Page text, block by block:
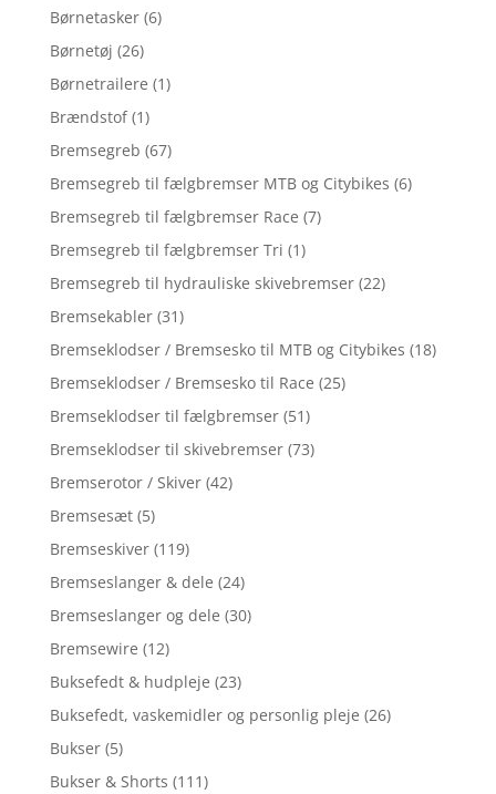
Børnetasker (6)
Børnetøj (26)
Børnetrailere (1)
Brændstof (1)
Bremsegreb (67)
Bremsegreb til fælgbremser MTB og Citybikes (6)
Bremsegreb til fælgbremser Race (7)
Bremsegreb til fælgbremser Tri (1)
Bremsegreb til hydrauliske skivebremser (22)
Bremsekabler (31)
Bremseklodser / Bremsesko til MTB og Citybikes (18)
Bremseklodser / Bremsesko til Race (25)
Bremseklodser til fælgbremser (51)
Bremseklodser til skivebremser (73)
Bremserotor / Skiver (42)
Bremsesæt (5)
Bremseskiver (119)
Bremseslanger & dele (24)
Bremseslanger og dele (30)
Bremsewire (12)
Buksefedt & hudpleje (23)
Buksefedt, vaskemidler og personlig pleje (26)
Bukser (5)
Bukser & Shorts (111)